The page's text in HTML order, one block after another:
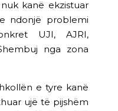
kanë ekzistuar
ndonjë problemi
UJI, AJRI,
nga zona
e tyre kanë
ujë të pijshëm